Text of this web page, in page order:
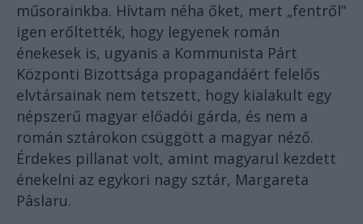
műsorainkba. Hívtam néha őket, mert „fentről”
igen erőltették, hogy legyenek román
énekesek is, ugyanis a Kommunista Párt
Központi Bizottsága propagandáért felelős
elvtársainak nem tetszett, hogy kialakult egy
népszerű magyar előadói gárda, és nem a
román sztárokon csüggött a magyar néző.
Érdekes pillanat volt, amint magyarul kezdett
énekelni az egykori nagy sztár, Margareta
Pâslaru.